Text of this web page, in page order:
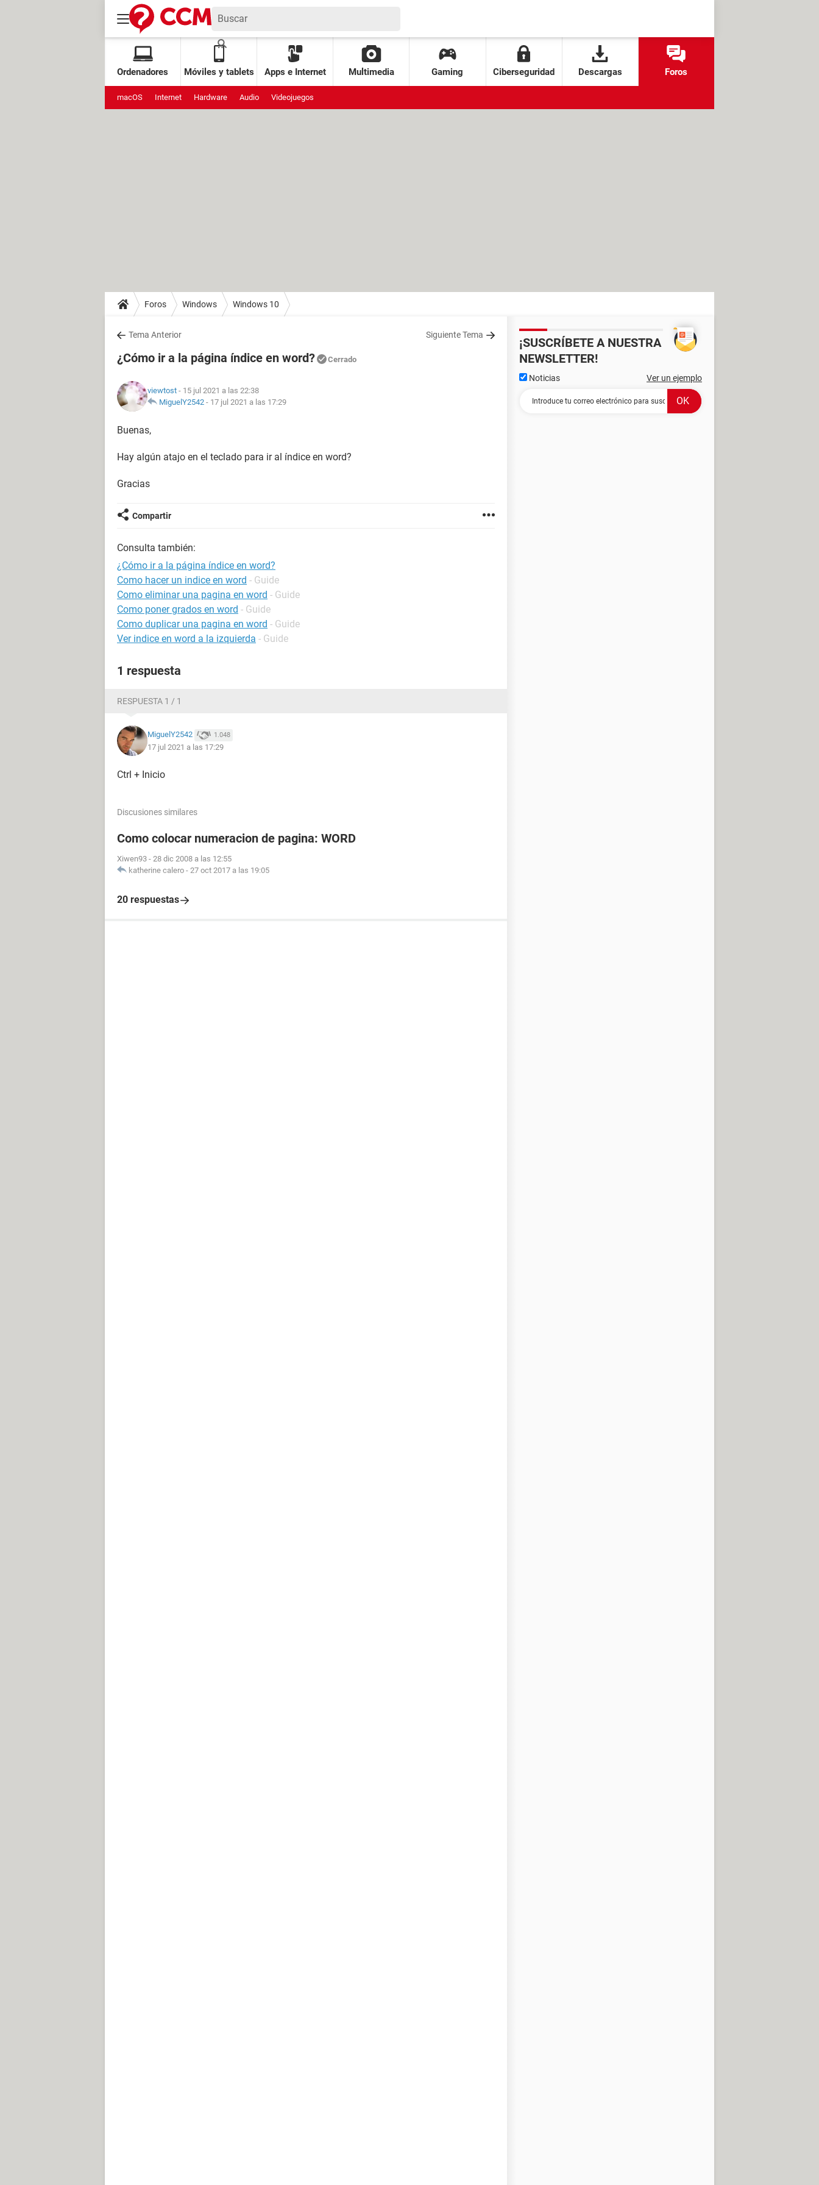
Ordenadores Móviles y tablets Apps e Internet Multimedia Gaming Ciberseguridad Descargas Foros
macOS Internet Hardware Audio Videojuegos
Foros Windows Windows 10
Tema Anterior Siguiente Tema
¿Cómo ir a la página índice en word? Cerrado
viewtost - 15 jul 2021 a las 22:38
MiguelY2542 - 17 jul 2021 a las 17:29
Buenas,
Hay algún atajo en el teclado para ir al índice en word?
Gracias
Compartir
Consulta también:
¿Cómo ir a la página índice en word?
Como hacer un indice en word - Guide
Como eliminar una pagina en word - Guide
Como poner grados en word - Guide
Como duplicar una pagina en word - Guide
Ver indice en word a la izquierda - Guide
1 respuesta
RESPUESTA 1 / 1
MiguelY2542 1.048
17 jul 2021 a las 17:29
Ctrl + Inicio
Discusiones similares
Como colocar numeracion de pagina: WORD
Xiwen93 - 28 dic 2008 a las 12:55
katherine calero - 27 oct 2017 a las 19:05
20 respuestas
¡SUSCRÍBETE A NUESTRA
NEWSLETTER!
Noticias Ver un ejemplo